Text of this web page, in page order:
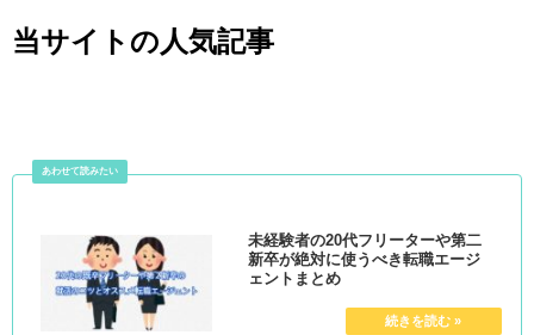
当サイトの人気記事
未経験者の20代フリーターや第二
新卒が絶対に使うべき転職エージ
ェントまとめ